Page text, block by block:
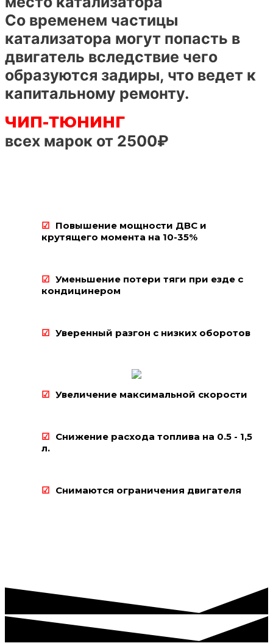
Со временем частицы
катализатора могут попасть в
двигатель вследствие чего
образуются задиры, что ведет к
капитальному ремонту.
ЧИП-ТЮНИНГ
всех марок от 2500₽
Повышение мощности ДВС и
крутящего момента на 10-35%
Уменьшение потери тяги при езде с
кондицинером
Уверенный разгон с низких оборотов
Увеличение максимальной скорости
Снижение расхода топлива на 0.5 - 1,5
л.
Снимаются ограничения двигателя